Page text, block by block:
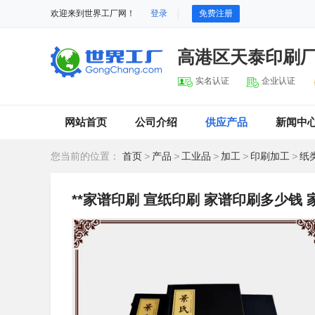
欢迎来到世界工厂网！ 登录 免费注册
高港区天泰印刷
实名认证 企业认证
网站首页 公司介绍 供应产品 新闻中
您当前的位置： 首页 > 产品 > 工业品 > 加工 > 印刷加工 >纸
**家谱印刷 宣纸印刷 家谱印刷多少钱